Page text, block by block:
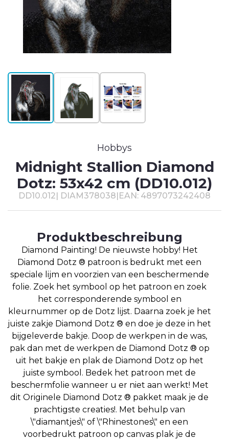
Hobbys
Midnight Stallion Diamond
Dotz: 53x42 cm (DD10.012)
DD10.012| DIAM378038|EAN: 4897073242408
Produktbeschreibung
Diamond Painting! De nieuwste hobby! Het
Diamond Dotz ® patroon is bedrukt met een
speciale lijm en voorzien van een beschermende
folie. Zoek het symbool op het patroon en zoek
het corresponderende symbool en
kleurnummer op de Dotz lijst. Daarna zoek je het
juiste zakje Diamond Dotz ® en doe je deze in het
bijgeleverde bakje. Doop de werkpen in de was,
pak dan met de werkpen de Diamond Dotz ® op
uit het bakje en plak de Diamond Dotz op het
juiste symbool. Bedek het patroon met de
beschermfolie wanneer u er niet aan werkt! Met
dit Originele Diamond Dotz ® pakket maak je de
prachtigste creaties!. Met behulp van
\"diamantjes\" of \"Rhinestones\" en een
voorbedrukt patroon op canvas plak je de